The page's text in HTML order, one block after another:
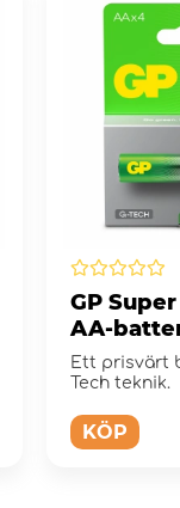
GP
AA-
4-pack
Ett prisvärt
Tech teknik.
KÖP